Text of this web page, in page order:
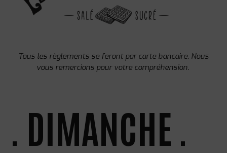
Tous les règlements se feront par carte bancaire. Nous
vous remercions pour votre compréhension.
. DIMANCHE .